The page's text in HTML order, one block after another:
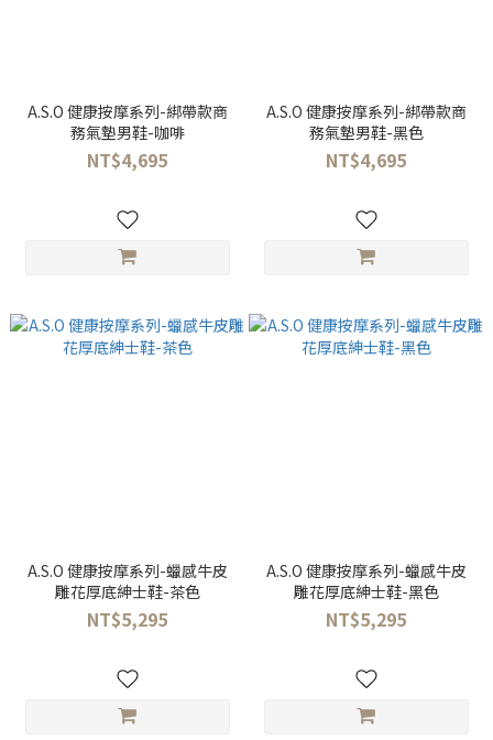
A.S.O 健康按摩系列-綁帶款商
務氣墊男鞋-咖啡
NT$4,695
A.S.O 健康按摩系列-綁帶款商
務氣墊男鞋-黑色
NT$4,695
A.S.O 健康按摩系列-蠟感牛皮
雕花厚底紳士鞋-茶色
NT$5,295
A.S.O 健康按摩系列-蠟感牛皮
雕花厚底紳士鞋-黑色
NT$5,295